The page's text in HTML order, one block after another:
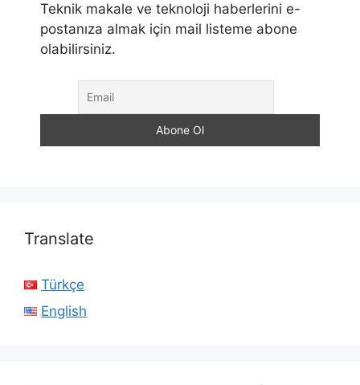
Teknik makale ve teknoloji haberlerini e-
postanıza almak için mail listeme abone
olabilirsiniz.
Translate
Türkçe
English